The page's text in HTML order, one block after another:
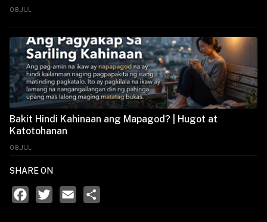
08.JUL
Bakit Hindi Kahinaan ang Mapagod? | Hugot at
Katotohanan
08.JUL
SHARE ON